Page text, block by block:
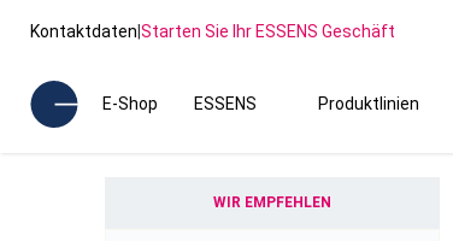
Kontaktdaten|Starten Sie Ihr ESSENS Geschäft
E-Shop ESSENS Produktlinien
WIR EMPFEHLEN